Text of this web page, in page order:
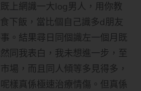
上網識一大log男人，用你教
下飯，當比個自己識多d朋友
。結果尋日同個識左一個月既
同我表白，我未想進一步，至
場，而且同人傾等多見得多，
樣真係極速治療情傷。但真係